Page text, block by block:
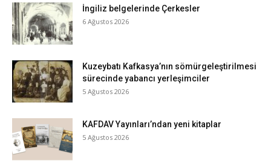
İngiliz belgelerinde Çerkesler
6 Ağustos 2026
Kuzeybatı Kafkasya’nın sömürgeleştirilmesi
sürecinde yabancı yerleşimciler
5 Ağustos 2026
KAFDAV Yayınları’ndan yeni kitaplar
5 Ağustos 2026